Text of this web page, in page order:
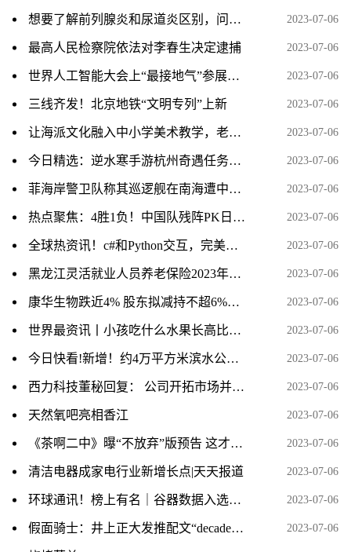
想要了解前列腺炎和尿道炎区别，问诊可以到江西抚州博大男科医院 2023-07-06
最高人民检察院依法对李春生决定逮捕 2023-07-06
世界人工智能大会上“最接地气”参展商：中西部县域数字就业中心组团亮相 2023-07-06
三线齐发！北京地铁“文明专列”上新 2023-07-06
让海派文化融入中小学美术教学，老师们这样说…… 2023-07-06
今日精选：逆水寒手游杭州奇遇任务视频攻略分享 2023-07-06
菲海岸警卫队称其巡逻舰在南海遭中国海警船“危险阻挠”，外交部回应 天天热讯 2023-07-06
热点聚焦：4胜1负！中国队残阵PK日本全主力，男单爆冷出局、男双全军覆没 2023-07-06
全球热资讯！c#和Python交互，完美解决Python调用OpenCV等第三方库以及分发时需配置python环境的问题 2023-07-06
黑龙江灵活就业人员养老保险2023年缴费标准是多少 全球报资讯 2023-07-06
康华生物跌近4% 股东拟减持不超6%股份 2023-07-06
世界最资讯丨小孩吃什么水果长高比较好啊? 2023-07-06
今日快看!新增！约4万平方米滨水公园，就在这里！ 2023-07-06
西力科技董秘回复： 公司开拓市场并取得更高市场份额的步伐从未停止，公司新产品研发情况请您关注相关公告 热资讯 2023-07-06
天然氧吧亮相香江 2023-07-06
《茶啊二中》曝“不放弃”版预告 这才是青春 2023-07-06
清洁电器成家电行业新增长点|天天报道 2023-07-06
环球通讯！榜上有名｜谷器数据入选2023工业互联网500强榜单 2023-07-06
假面骑士：井上正大发推配文“decade”，或将开启帝骑复活赛？粉丝说不要拍出21神主了 当前热点 2023-07-06